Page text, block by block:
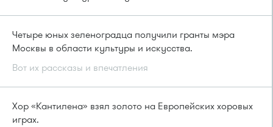
Четыре юных зеленоградца получили гранты мэра
Москвы в области культуры и искусства.
Вот их рассказы и впечатления
Хор «Кантилена» взял золото на Европейских хоровых
играх.